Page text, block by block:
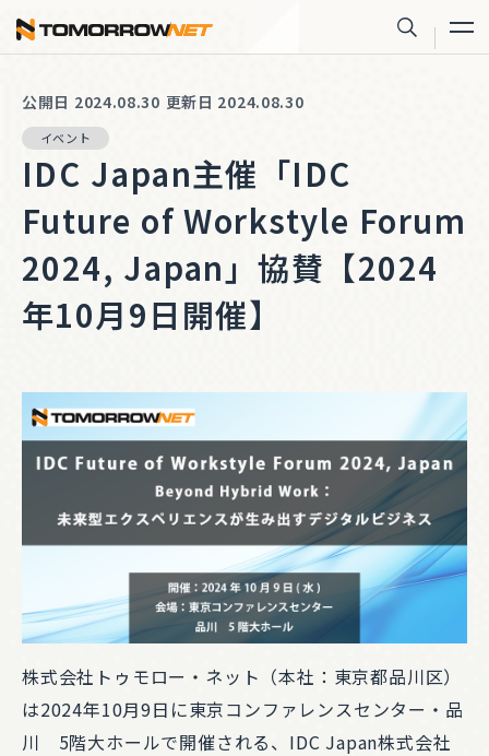
株式会社トゥモロー・ネット
サイト内
公開日 2024.08.30 更新日 2024.08.30
イベント
IDC Japan主催「IDC
Future of Workstyle Forum
2024, Japan」協賛【2024
年10月9日開催】
株式会社トゥモロー・ネット（本社：東京都品川区）
は2024年10月9日に東京コンファレンスセンター・品
川 5階大ホールで開催される、IDC Japan株式会社